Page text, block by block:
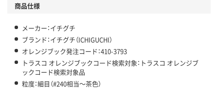
商品仕様
メーカー：イチグチ
ブランド：イチグチ（ICHIGUCHI）
オレンジブック発注コード：410-3793
トラスコ オレンジブックコード検索対象：トラスコ オレンジブ
ックコード検索対象品
粒度：細目（#240相当～茶色）